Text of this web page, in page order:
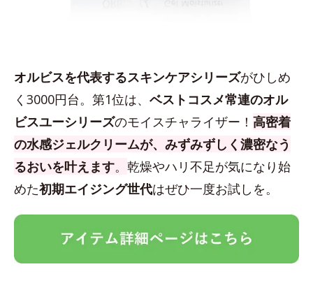
オルビスを代表するスキンケアシリーズがひしめ
く3000円台。第1位は、 ベストコスメ常連のオル
ビスユーシリーズのモイスチャライザー！ 高密着
の水感ジェルクリームが、みずみずしく濃密なう
るおいを叶えます。 乾燥やハリ不足が気になり始
めた初期エイジング世代はぜひ一度お試しを。